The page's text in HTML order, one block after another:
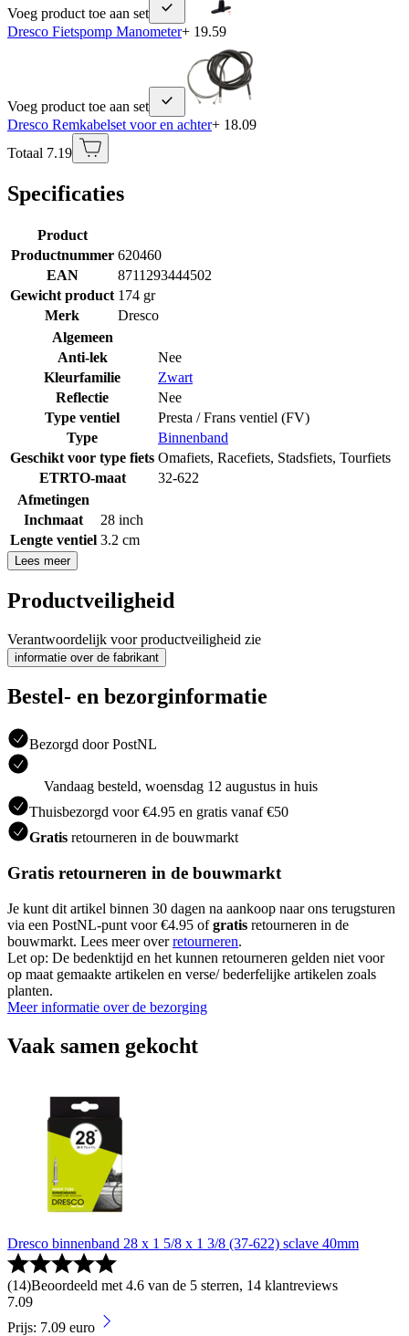
Voeg product toe aan set
Dresco Fietspomp Manometer+ 19.59
Voeg product toe aan set
Dresco Remkabelset voor en achter+ 18.09
Totaal 7.19
Specificaties
Product
Productnummer 620460
EAN
8711293444502
Gewicht product 174 gr
Merk
Dresco
Algemeen
Anti-lek
Nee
Kleurfamilie
Zwart
Reflectie
Nee
Type ventiel
Presta / Frans ventiel (FV)
Type
Binnenband
Geschikt voor type fiets Omafiets, Racefiets, Stadsfiets, Tourfiets
ETRTO-maat
32-622
Afmetingen
Inchmaat
28 inch
Lengte ventiel 3.2 cm
Lees meer
Productveiligheid
Verantwoordelijk voor productveiligheid zie
informatie over de fabrikant
Bestel- en bezorginformatie
Bezorgd door PostNL
Vandaag besteld, woensdag 12 augustus in huis
Thuisbezorgd voor €4.95 en gratis vanaf €50
Gratis retourneren in de bouwmarkt
Gratis retourneren in de bouwmarkt
Je kunt dit artikel binnen 30 dagen na aankoop naar ons terugsturen
via een PostNL-punt voor €4.95 ofgratis retourneren in de
bouwmarkt. Lees meer overretourneren.
Let op: De bedenktijd en het kunnen retourneren gelden niet voor
op maat gemaakte artikelen en verse/ bederfelijke artikelen zoals
planten.
Meer informatie over de bezorging
Vaak samen gekocht
Dresco binnenband 28 x 1 5/8 x 1 3/8 (37-622) sclave 40mm
(14)Beoordeeld met 4.6 van de 5 sterren, 14 klantreviews
7.09
Prijs: 7.09 euro